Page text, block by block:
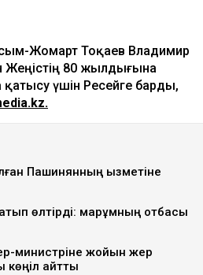
Жомарт Тоқаев Владимир
Жеңістің 80 жылдығына
қатысу үшін Ресейге барды,
Пашинянның қызметіне
өлтірді: марқұмның отбасы
министріне жойқын жер
көңіл айтты